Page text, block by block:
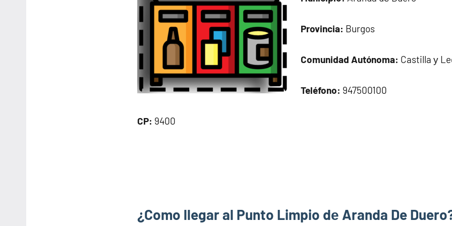
Provincia: Burgos
Comunidad Autónoma: Castilla у
Teléfono: 947500100
CP: 9400
¿Como llegar al Punto Limpio dе Aranda De